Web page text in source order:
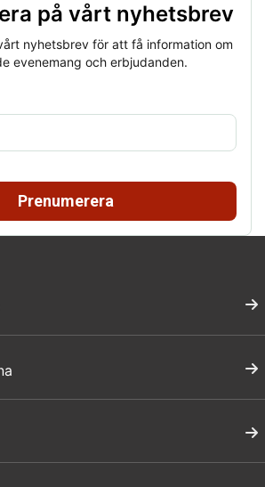
på vårt nyhetsbrev
nyhetsbrev för att få information om
evenemang och erbjudanden.
Prenumerera